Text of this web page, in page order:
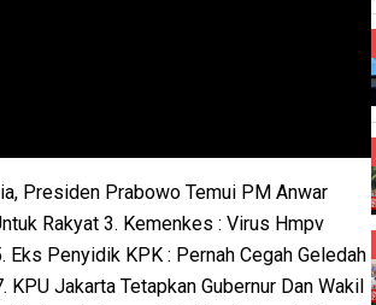
Presiden Prabowo Temui PM Anwar
Rakyat 3. Kemenkes : Virus Hmpv
Eks Penyidik KPK : Pernah Cegah Geledah
Jakarta Tetapkan Gubernur Dan Wakil